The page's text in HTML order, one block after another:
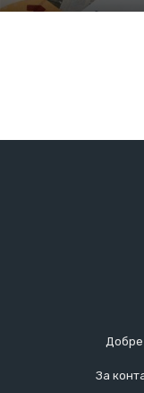
За